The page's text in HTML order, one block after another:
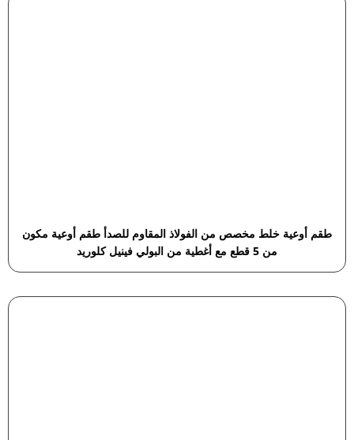
طقم أوعية خلط مخصص من الفولاذ المقاوم للصدأ طقم أوعية مكون
من 5 قطع مع أغطية من البولي فينيل كلوريد